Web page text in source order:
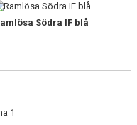
Södra IF blå
1